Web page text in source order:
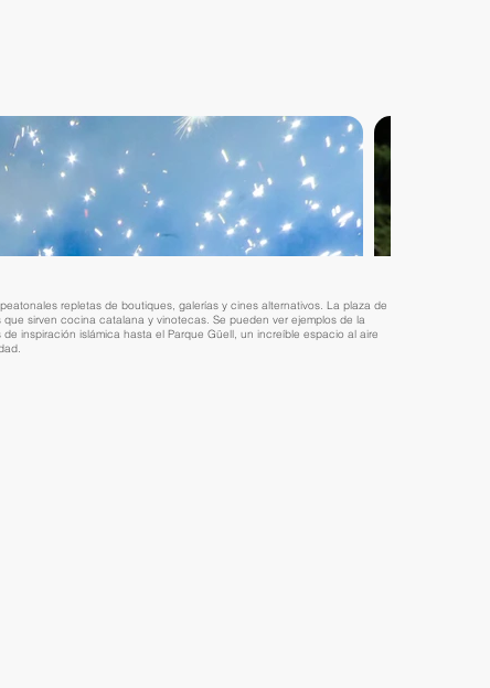
repletas de boutiques, galerías y cines alternativos. La plaza de
sirven cocina catalana y vinotecas. Se pueden ver ejemplos de la
inspiración islámica hasta el Parque Güell, un increíble espacio al aire